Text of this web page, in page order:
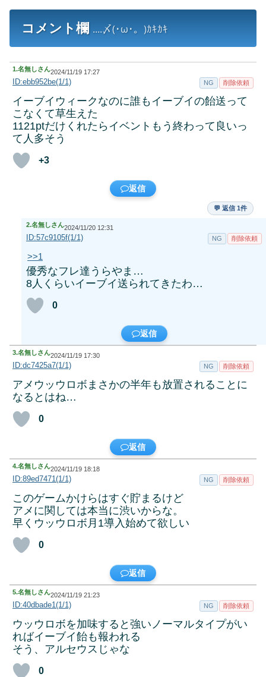
コメント欄 ....〆(･ω･。)ｶｷｶｷ
1.名無しさん2024/11/19 17:27
ID:ebb952be(1/1) NG 削除依頼
イーブイウィークなのに誰もイーブイの飴送って
こなくて草生えた
1121ptだけくれたらイベントもう終わって良いっ
て人多そう
+3
返信
💬 返信 1件
2.名無しさん2024/11/20 12:31
ID:57c9105f(1/1) NG 削除依頼
>>1
優秀なフレ達うらやま…
8人くらいイーブイ送られてきたわ…
0
返信
3.名無しさん2024/11/19 17:30
ID:dc7425a7(1/1) NG 削除依頼
アメウッウロボまさかの半年も放置されることに
なるとはね…
0
返信
4.名無しさん2024/11/19 18:18
ID:89ed7471(1/1) NG 削除依頼
このゲームかけらはすぐ貯まるけど
アメに関しては本当に渋いからな。
早くウッウロボ月1導入始めて欲しい
0
返信
5.名無しさん2024/11/19 21:23
ID:40dbade1(1/1) NG 削除依頼
ウッウロボを加味すると強いノーマルタイプがい
ればイーブイ飴も報われる
そう、アルセウスじゃな
0